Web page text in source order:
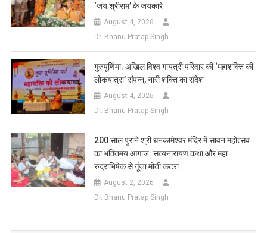
‘जय श्रीराम’ के जयकारे
August 4, 2026
Dr. Bhanu Pratap Singh
गुरुपूर्णिमा: अखिल विश्व गायत्री परिवार की ‘महाशक्ति की
लोकयात्रा’ संपन्न, नारी शक्ति का संदेश
August 4, 2026
Dr. Bhanu Pratap Singh
200 साल पुराने श्री धनकामेश्वर मंदिर में सावन महोत्सव
का भक्तिमय आगाज: सत्यनारायण कथा और महा
रुद्राभिषेक से गूंजा मोती कटरा
August 2, 2026
Dr. Bhanu Pratap Singh